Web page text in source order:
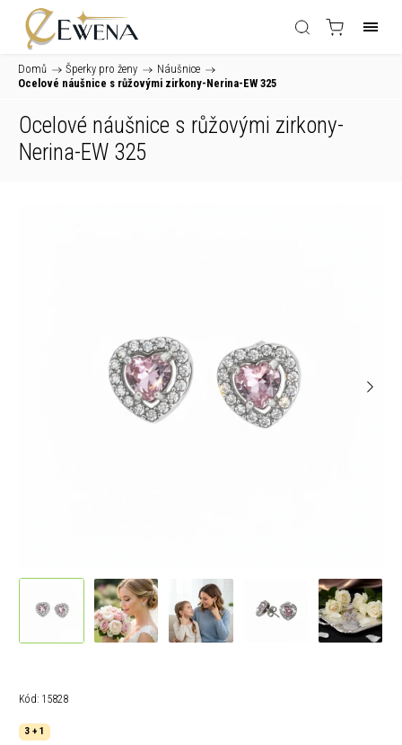
Domů / Šperky pro ženy / Náušnice /
Ocelové náušnice s růžovými zirkony-Nerina-EW 325
Ocelové náušnice s růžovými zirkony-
Nerina-EW 325
Kód: 15828
3 + 1